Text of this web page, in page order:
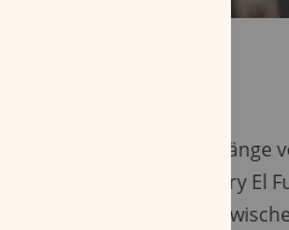
Format, mit einer Länge
50, ist die John Aylesbury El
ein gutes Gleichgewicht